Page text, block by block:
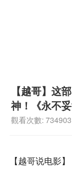
【越哥】这
神！《永不妥
觀看次數:
【越哥说电影】